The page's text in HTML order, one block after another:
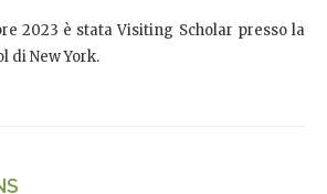
2023 è stata Visiting Scholar presso la
di New York.